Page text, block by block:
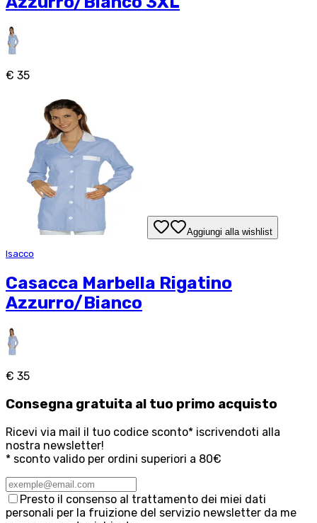
€ 35
Aggiungi alla wishlist
Isacco
Casacca Marbella Rigatino
Azzurro/Bianco
€ 35
Consegna gratuita al tuo primo acquisto
Ricevi via mail il tuo codice sconto* iscrivendoti alla
nostra newsletter!
* sconto valido per ordini superiori a 80€
Presto il consenso al trattamento dei miei dati
personali per la fruizione del servizio newsletter da me